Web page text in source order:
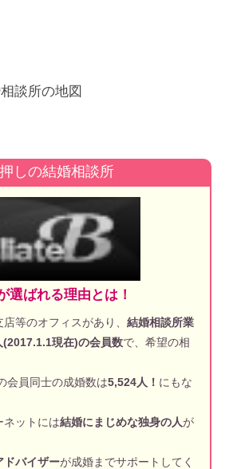
談所の地図
しの結婚相談所
選ばれる理由とは！
等のオフィスがあり、 結婚相談所業
現在)の会員数で、希望の相
会員同士の成婚数は5,524人！ にもな
ネットには結婚にまじめな独身の人が
ドバイザーが成婚までサポートしてく